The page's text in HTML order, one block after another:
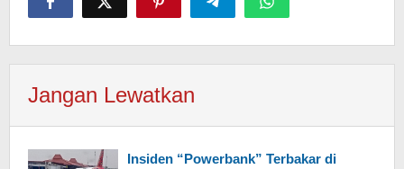
Jangan Lewatkan
Insiden “Powerbank” Terbakar di